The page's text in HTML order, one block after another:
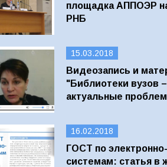
площадка АППОЭР
РНБ
15.03.2018
Видеозапись и
"Библиотеки вузов
актуальные
16.02.2018
ГОСТ по
системам: статья в